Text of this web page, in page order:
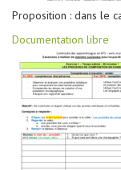
Proposition : dans le
Documentation libre